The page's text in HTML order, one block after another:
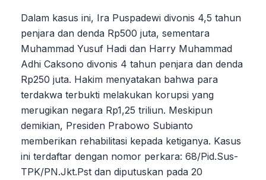
Dalam kasus ini, Ira Puspadewi divonis 4,5 tahun
penjara dan denda Rp500 juta, sementara
Muhammad Yusuf Hadi dan Harry Muhammad
Adhi Caksono divonis 4 tahun penjara dan denda
Rp250 juta. Hakim menyatakan bahwa para
terdakwa terbukti melakukan korupsi yang
merugikan negara Rp1,25 triliun. Meskipun
demikian, Presiden Prabowo Subianto
memberikan rehabilitasi kepada ketiganya. Kasus
ini terdaftar dengan nomor perkara: 68/Pid.Sus-
TPK/PN.Jkt.Pst dan diputuskan pada 20